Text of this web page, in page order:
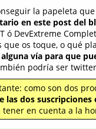
la papeleta
en este post del
ó DevExtreme
que os toque, o qué
vía para que
podría ser
como son dos
las dos suscripciones
tener en cuenta a la